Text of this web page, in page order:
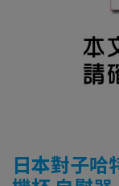
日本對子哈